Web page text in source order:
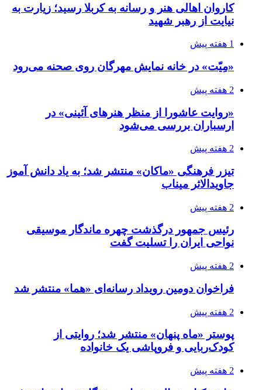
کاروان اهالی هنر و رسانه به کربلا رسید؛ زیارت به
نیایت از رهبر شهید
1 هفته پیش
«مِیّت» در خانه نمایش مهرگان روی صحنه می‌رود
2 هفته پیش
«روایت عاشورا از منظر هنرهای آئینی» در
ارسباران بررسی می‌شود
2 هفته پیش
تیزر فرهنگی «ماکان» منتشر شد؛ به یاد دانش آموز
جاویدالاثر میناب
2 هفته پیش
رئیس جمهور درگذشت چهره ماندگار موسیقی
نواحی ایران را تسلیت گفت
2 هفته پیش
فراخوان دومین رویداد رسانه‌ای «هما» منتشر شد
2 هفته پیش
پوستر «ماه پنهان» منتشر شد؛ روایتی از
کودک‌ربایی و فروپاشی یک خانواده
2 هفته پیش